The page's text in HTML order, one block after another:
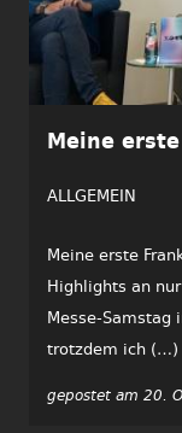
Meine
ALLGEMEIN
Meine erste
Highlights an
Messe-Samstag
trotzdem ich (…)
gepostet am 20.